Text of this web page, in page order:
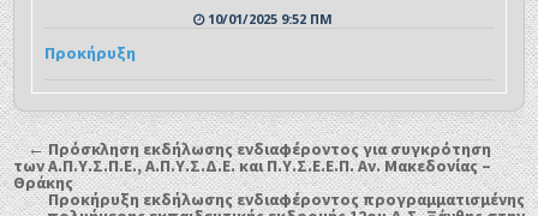
10/01/2025 9:52 ΠΜ
Προκήρυξη
← Πρόσκληση εκδήλωσης ενδιαφέροντος για συγκρότηση
των Α.Π.Υ.Σ.Π.Ε., Α.Π.Υ.Σ.Δ.Ε. και Π.Υ.Σ.Ε.Ε.Π. Αν. Μακεδονίας –
Θράκης
Προκήρυξη εκδήλωσης ενδιαφέροντος προγραμματισμένης